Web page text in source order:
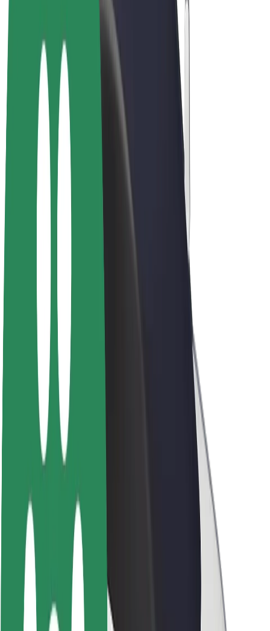
Bolt Food
Bolt Drive
Bolt for Business
Vélos électriques
Bolt Plus
Générez des revenus avec Bolt
Chauffeur
Revenus du chauffeur
Entreprise
Rejoignez-nous
À propos de Bolt
La durabilité chez Bolt
Project Zero
Blog
Actualités
Notre mission
Relations investisseurs
Équipe de direction
La marque
Ressources
Fonds urbain
Sécurité